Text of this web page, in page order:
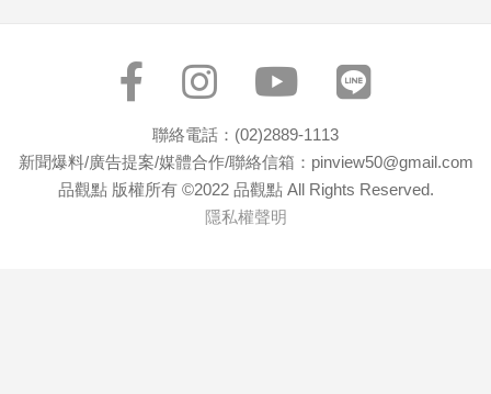
聯絡電話：(02)2889-1113
新聞爆料/廣告提案/媒體合作/聯絡信箱：pinview50@gmail.com
品觀點 版權所有 ©2022 品觀點 All Rights Reserved.
隱私權聲明